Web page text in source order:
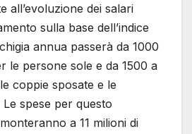
all’evoluzione dei salari
sulla base dell’indice
annua passerà da 1000
le persone sole e da 1500 a
coppie sposate e le
spese per questo
a 11 milioni di